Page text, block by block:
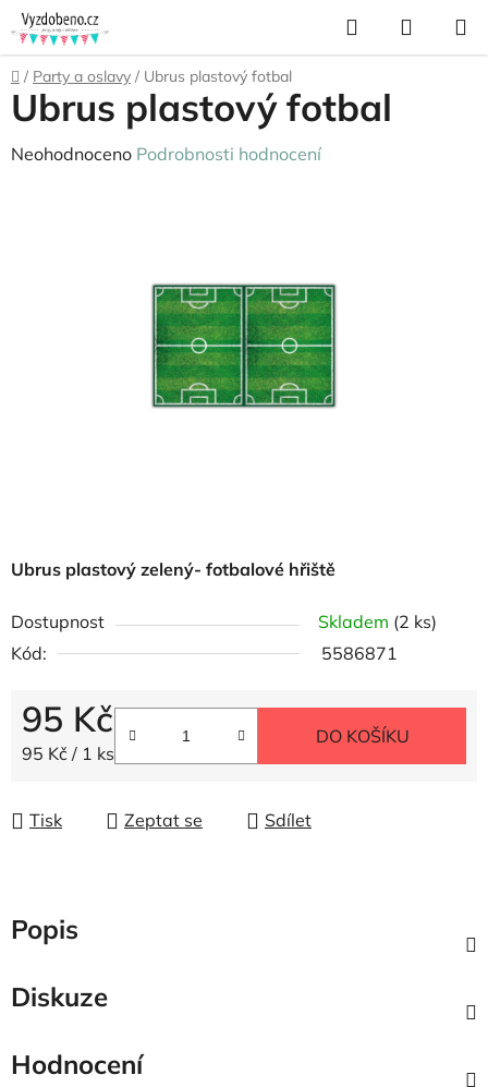
Přejít
na
obsah
Hledat
KOŠÍK
Domů
/ Party a oslavy / Ubrus plastový fotbal
Ubrus plastový zelený- fotbalové hřiště
Dostupnost Skladem (2 ks)
Kód:
5586871
95 Kč
Měrná cena:
95 Kč / 1 ks
DO KOŠÍKU
Tisk Zeptat se Sdílet
Ubrus plastový fotbal
Průměrné
Neohodnoceno Podrobnosti hodnocení
Popis
Diskuze
Hodnocení